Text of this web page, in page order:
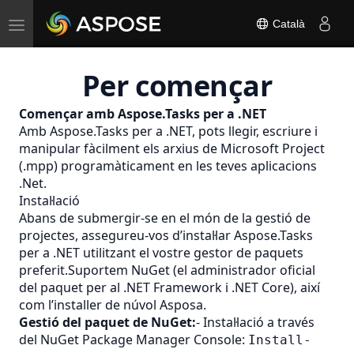
Toggle
navigation
Català
Per començar
Començar amb Aspose.Tasks per a .NET
Amb Aspose.Tasks per a .NET, pots llegir, escriure i
manipular fàcilment els arxius de Microsoft Project
(.mpp) programàticament en les teves aplicacions
.Net.
Instal·lació
Abans de submergir-se en el món de la gestió de
projectes, assegureu-vos d’instal·lar Aspose.Tasks
per a .NET utilitzant el vostre gestor de paquets
preferit.Suportem NuGet (el administrador oficial
del paquet per al .NET Framework i .NET Core), així
com l’installer de núvol Asposa.
Gestió del paquet de NuGet:- Instal·lació a través
del NuGet Package Manager Console: Install-